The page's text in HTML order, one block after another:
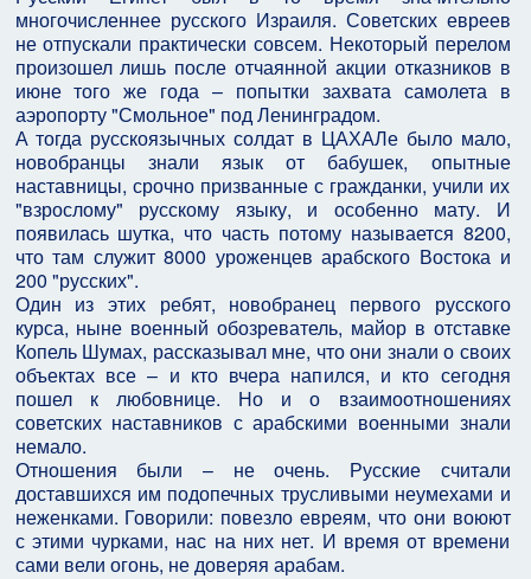
многочисленнее русского Израиля. Советских евреев
не отпускали практически совсем. Некоторый перелом
произошел лишь после отчаянной акции отказников в
июне того же года – попытки захвата самолета в
аэропорту "Смольное" под Ленинградом.
А тогда русскоязычных солдат в ЦАХАЛе было мало,
новобранцы знали язык от бабушек, опытные
наставницы, срочно призванные с гражданки, учили их
"взрослому" русскому языку, и особенно мату. И
появилась шутка, что часть потому называется 8200,
что там служит 8000 уроженцев арабского Востока и
200 "русских".
Один из этих ребят, новобранец первого русского
курса, ныне военный обозреватель, майор в отставке
Копель Шумах, рассказывал мне, что они знали о своих
объектах все – и кто вчера напился, и кто сегодня
пошел к любовнице. Но и о взаимоотношениях
советских наставников с арабскими военными знали
немало.
Отношения были – не очень. Русские считали
доставшихся им подопечных трусливыми неумехами и
неженками. Говорили: повезло евреям, что они воюют
с этими чурками, нас на них нет. И время от времени
сами вели огонь, не доверяя арабам.